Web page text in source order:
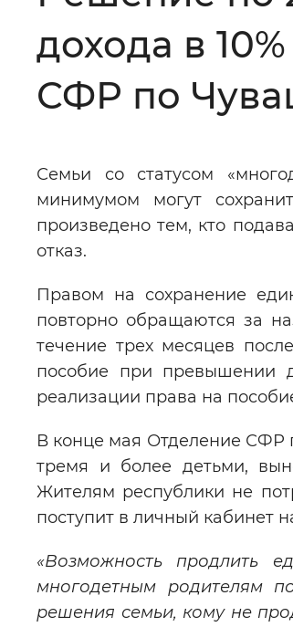
Цвет сайта :
Звуковой ассистент:
Вернуть
дохода в
СФР по
Семьи со статусом
минимумом могут
произведено тем, кто
отказ.
Правом на сохранение
повторно обращаются за
течение трех месяцев
пособие при превышении
реализации права на
В конце мая Отделение СФР
тремя и более детьми,
Жителям республики не
поступит в личный кабинет
«Возможность продлить
многодетным родителям
решения семьи, кому не